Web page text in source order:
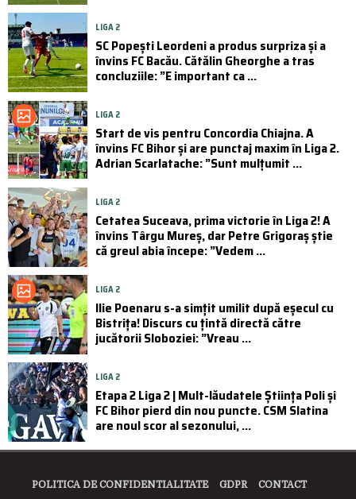
LIGA 2
SC Popești Leordeni a produs surpriza și a
învins FC Bacău. Cătălin Gheorghe a tras
concluziile: ”E important ca ...
LIGA 2
Start de vis pentru Concordia Chiajna. A
învins FC Bihor și are punctaj maxim în Liga 2.
Adrian Scarlatache: ”Sunt mulțumit ...
LIGA 2
Cetatea Suceava, prima victorie în Liga 2! A
învins Târgu Mureș, dar Petre Grigoraș știe
că greul abia începe: ”Vedem ...
LIGA 2
Ilie Poenaru s-a simțit umilit după eșecul cu
Bistrița! Discurs cu țintă directă către
jucătorii Sloboziei: ”Vreau ...
LIGA 2
Etapa 2 Liga 2 | Mult-lăudatele Știința Poli și
FC Bihor pierd din nou puncte. CSM Slatina
are noul scor al sezonului, ...
POLITICA DE CONFIDENTIALITATE GDPR CONTACT